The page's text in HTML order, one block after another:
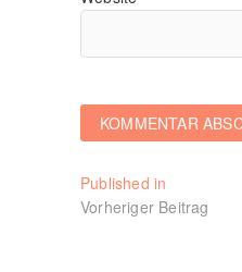
Published in
Vorheriger Beitrag